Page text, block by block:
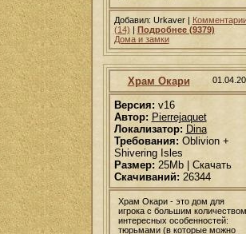
Добавил: Urkaver |
(14) | Подробнее (9379)
Дома и замки
Храм Окари
Версия: v16
Автор: Pierrejaquet
Локализатор: Dina
Требования: Oblivion +
Shivering Isles
Размер: 25Mb | Скачать
Скачиваний: 26344
Храм Окари - это дом для
игрока с большим количеством
интересных особенностей:
тюрьмами (в которые можно